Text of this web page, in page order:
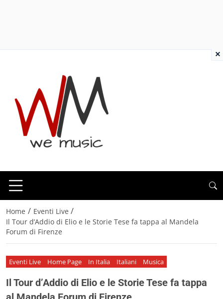
Home / Eventi Live /
Il Tour d’Addio di Elio e le Storie Tese fa tappa al Mandela
Forum di Firenze
Eventi Live Home Page In Italia Italiani Musica
Il Tour d’Addio di Elio e le Storie Tese fa tappa
×